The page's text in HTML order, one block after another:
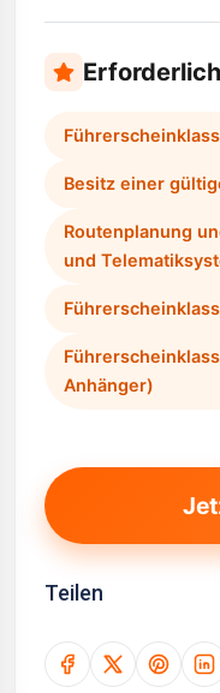
Besitz einer
Routenplanung
und
Anhänger)
Teilen